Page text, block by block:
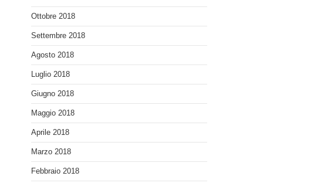
Ottobre 2018
Settembre 2018
Agosto 2018
Luglio 2018
Giugno 2018
Maggio 2018
Aprile 2018
Marzo 2018
Febbraio 2018